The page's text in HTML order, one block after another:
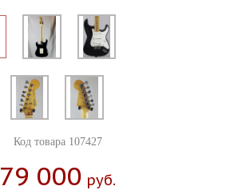
Код товара 107427
79 000 Руб.